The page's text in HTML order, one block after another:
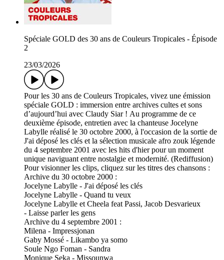
Spéciale GOLD des 30 ans de Couleurs Tropicales - Épisode
2
23/03/2026
Pour les 30 ans de Couleurs Tropicales, vivez une émission
spéciale GOLD : immersion entre archives cultes et sons
d’aujourd’hui avec Claudy Siar ! Au programme de ce
deuxième épisode, entretien avec la chanteuse Jocelyne
Labylle réalisé le 30 octobre 2000, à l'occasion de la sortie de
J'ai déposé les clés et la sélection musicale afro zouk légende
du 4 septembre 2001 avec les hits d'hier pour un moment
unique naviguant entre nostalgie et modernité. (Rediffusion)
Pour visionner les clips, cliquez sur les titres des chansons :
Archive du 30 octobre 2000 :
Jocelyne Labylle - J'ai déposé les clés
Jocelyne Labylle - Quand tu veux
Jocelyne Labylle et Cheela feat Passi, Jacob Desvarieux
- Laisse parler les gens
Archive du 4 septembre 2001 :
Milena - Impressjonan
Gaby Mossé - Likambo ya somo
Soule Ngo Foman - Sandra
Monique Seka - Missounwa